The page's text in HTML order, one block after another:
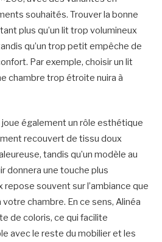
souhaités. Trouver la bonne
plus qu’un lit trop volumineux
qu’un trop petit empêche de
Par exemple, choisir un lit
chambre trop étroite nuira à
également un rôle esthétique
recouvert de tissu doux
tandis qu’un modèle au
donnera une touche plus
souvent sur l’ambiance que
chambre. En ce sens, Alinéa
de coloris, ce qui facilite
avec le reste du mobilier et les